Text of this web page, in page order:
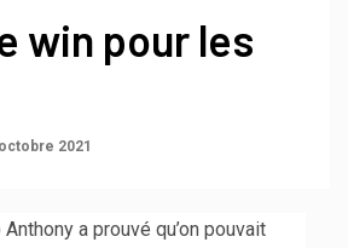
win pour les
2021
a prouvé qu’on pouvait